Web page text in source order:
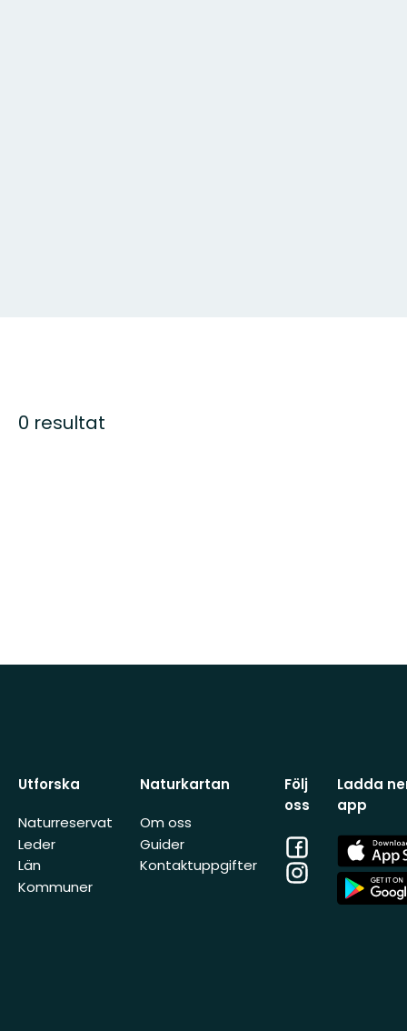
0 resultat
Utforska
Naturreservat
Leder
Län
Kommuner
Naturkartan
Om oss
Guider
Kontaktuppgifter
Följ
oss
Facebook
Instagram
Ladda
app
App
Store
App
Store